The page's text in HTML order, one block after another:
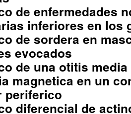
de enfermedades
inferiores en los
de sordera en
evocados
de una otitis
magnetica en un
periferico
diferencial de